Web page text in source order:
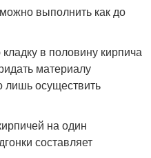
выполнить как до
в половину кирпича
материалу
осуществить
на один
составляет